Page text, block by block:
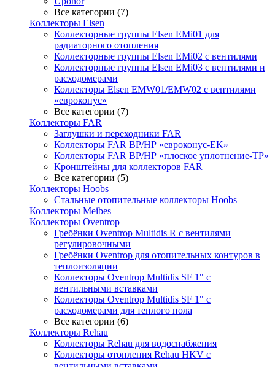
Все категории (7)
Коллекторы Elsen
Коллекторные группы Elsen EMi01 для
радиаторного отопления
Коллекторные группы Elsen EMi02 с вентилями
Коллекторные группы Elsen EMi03 с вентилями и
расходомерами
Коллекторы Elsen EMW01/EMW02 с вентилями
«евроконус»
Все категории (7)
Коллекторы FAR
Заглушки и переходники FAR
Коллекторы FAR ВР/НР «евроконус-EK»
Коллекторы FAR ВР/НР «плоское уплотнение-TP»
Кронштейны для коллекторов FAR
Все категории (5)
Коллекторы Hoobs
Стальные отопительные коллекторы Hoobs
Коллекторы Meibes
Коллекторы Oventrop
Гребёнки Oventrop Multidis R с вентилями
регулировочными
Гребёнки Oventrop для отопительных контуров в
теплоизоляции
Коллекторы Oventrop Multidis SF 1" с
вентильными вставками
Коллекторы Oventrop Multidis SF 1" с
расходомерами для теплого пола
Все категории (6)
Коллекторы Rehau
Коллекторы Rehau для водоснабжения
Коллекторы отопления Rehau HKV с